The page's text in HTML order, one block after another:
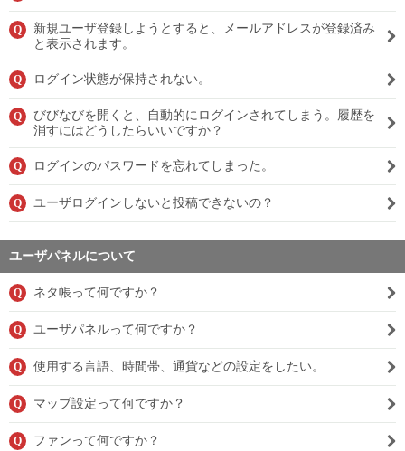
Q
新規ユーザ登録しようとすると、メールアドレスが登録済み
と表示されます。
Q ログイン状態が保持されない。
Q
びびなびを開くと、自動的にログインされてしまう。履歴を
消すにはどうしたらいいですか？
Q ログインのパスワードを忘れてしまった。
Q ユーザログインしないと投稿できないの？
ユーザパネルについて
Q ネタ帳って何ですか？
Q ユーザパネルって何ですか？
Q 使用する言語、時間帯、通貨などの設定をしたい。
Q マップ設定って何ですか？
Q ファンって何ですか？